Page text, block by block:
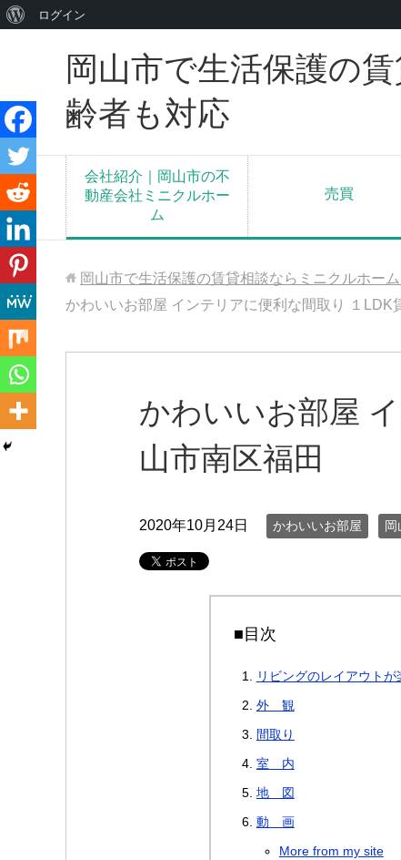
岡山市で生活保護の
齢者も対応
会社紹介｜岡山市の不
動産会社ミニクルホー
ム
売買
岡山市で生活保護の賃貸相談ならミニクルホー
かわいいお部屋 インテリアに便利な間取り １LDK
かわいいお部屋
山市南区福田
2020年10月24日 かわいいお部屋
■目次
リビングのレイアウトが
外 観
間取り
室 内
地 図
動 画
More from my site
WordPress
い
て
ログイン